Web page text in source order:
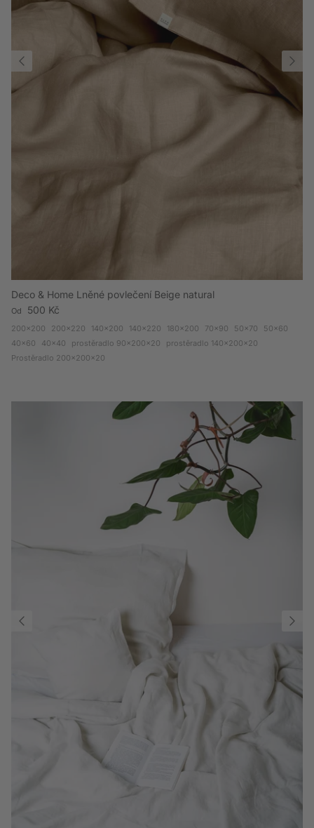
Deco & Home Lněné povlečení Beige natural
Běžná cena
Od 500 Kč
200x200 200x220 140x200 140x220 180x200 70x90 50x70
50x60
40x60
40x40 prostěradlo 90x200x20
prostěradlo 140x200x20
Prostěradlo 200x200x20